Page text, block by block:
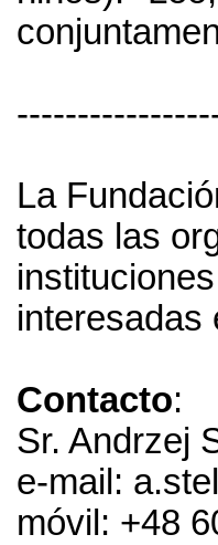
La
todas las
interesadas
Contacto:
Sr. Andrzej
e-mail:
móvil: +48